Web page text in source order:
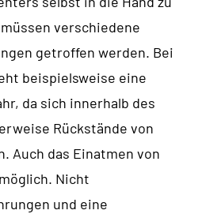
verschiedene
getroffen werden. Bei
beispielsweise eine
da sich innerhalb des
Rückstände von
Auch das Einatmen von
Nicht
und eine